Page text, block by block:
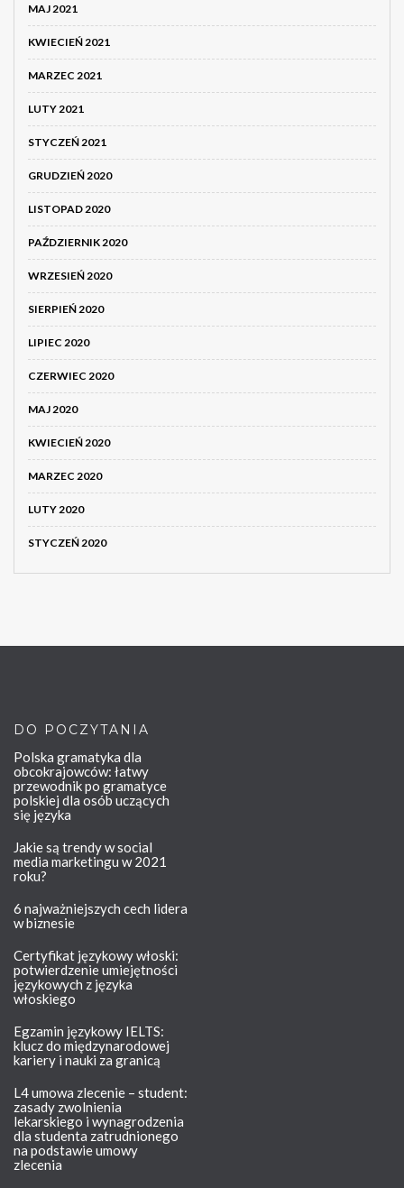
MAJ 2021
KWIECIEŃ 2021
MARZEC 2021
LUTY 2021
STYCZEŃ 2021
GRUDZIEŃ 2020
LISTOPAD 2020
PAŹDZIERNIK 2020
WRZESIEŃ 2020
SIERPIEŃ 2020
LIPIEC 2020
CZERWIEC 2020
MAJ 2020
KWIECIEŃ 2020
MARZEC 2020
LUTY 2020
STYCZEŃ 2020
DO POCZYTANIA
Polska gramatyka dla
obcokrajowców: łatwy
przewodnik po gramatyce
polskiej dla osób uczących
się języka
Jakie są trendy w social
media marketingu w 2021
roku?
6 najważniejszych cech lidera
w biznesie
Certyfikat językowy włoski:
potwierdzenie umiejętności
językowych z języka
włoskiego
Egzamin językowy IELTS:
klucz do międzynarodowej
kariery i nauki za granicą
L4 umowa zlecenie – student:
zasady zwolnienia
lekarskiego i wynagrodzenia
dla studenta zatrudnionego
na podstawie umowy
zlecenia